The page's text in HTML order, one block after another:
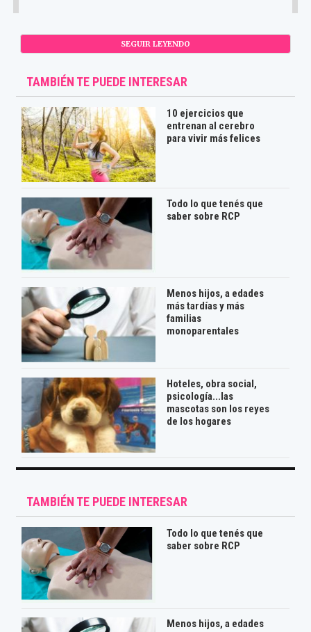
SEGUIR LEYENDO
TAMBIÉN TE PUEDE INTERESAR
10 ejercicios que
entrenan al cerebro
para vivir más felices
Todo lo que tenés que
saber sobre RCP
Menos hijos, a edades
más tardías y más
familias
monoparentales
Hoteles, obra social,
psicología...las
mascotas son los reyes
de los hogares
TAMBIÉN TE PUEDE INTERESAR
Todo lo que tenés que
saber sobre RCP
Menos hijos, a edades